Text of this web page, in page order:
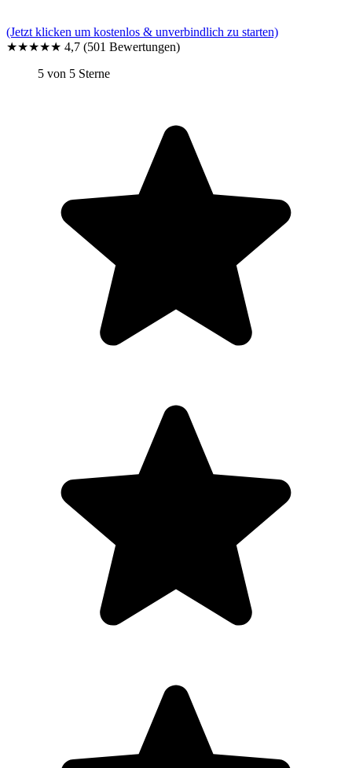
(Jetzt klicken um kostenlos & unverbindlich zu starten)
★★★★★ 4,7 (501 Bewertungen)
5 von 5 Sterne